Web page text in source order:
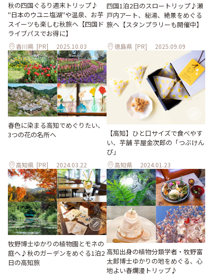
秋の四国ぐるり週末トリップ♪
"日本のウユニ塩湖"や温泉、お芋
スイーツも楽しむ秋旅へ【四国ド
ライブパスでお得に】
香川県 [PR] 2025.10.03
四国1泊2日のスロートリップ♪瀬
戸内アート、秘湯、絶景をめぐる
旅へ【スタンプラリーも開催中】
徳島県 [PR] 2025.09.09
春色に染まる高知でめぐりたい、
3つの花の名所へ
高知県 [PR] 2024.03.22
【高知】ひと口サイズで食べやす
い、芋舗 芋屋金次郎の「つぶけん
ぴ」
高知県 2024.01.23
牧野博士ゆかりの植物園とモネの
庭へ♪秋のガーデンをめぐる1泊2
日の高知旅
高知出身の植物分類学者・牧野富
太郎博士ゆかりの地をめぐる、心
地よい春爛漫トリップ♪